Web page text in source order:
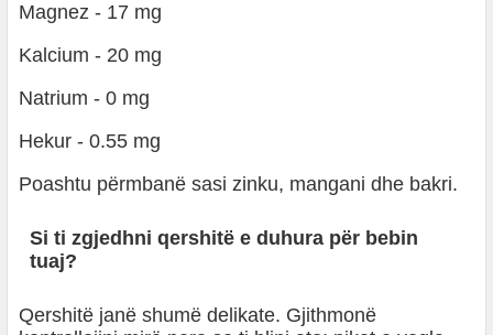
Magnez - 17 mg
Kalcium - 20 mg
Natrium - 0 mg
Hekur - 0.55 mg
Poashtu përmbanë sasi zinku, mangani dhe bakri.
Si ti zgjedhni qershitë e duhura për bebin
tuaj?
Qershitë janë shumë delikate. Gjithmonë